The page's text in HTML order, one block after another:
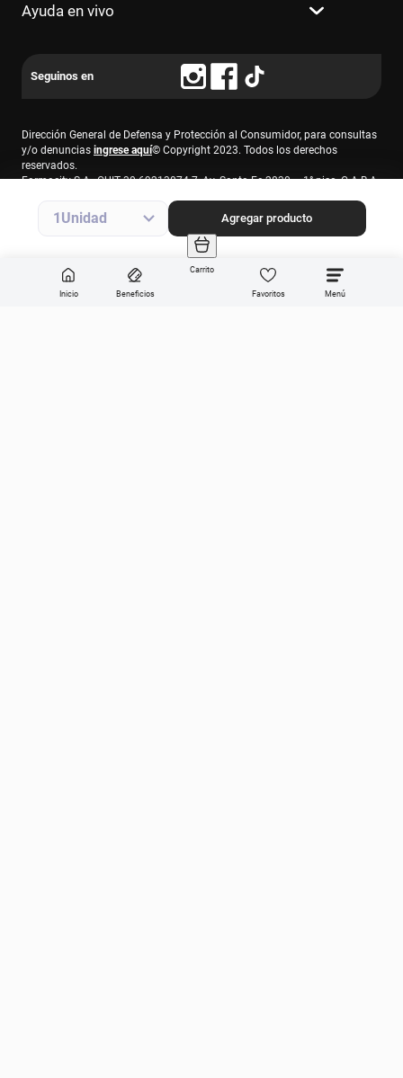
Inicio Beneficios
Carrito
Favoritos
1 Agregar producto
Ayuda en vivo
Dirección General de Defensa y Protección al Consumidor, para consultas
y/o denuncias ingrese aquí© Copyright 2023. Todos los derechos
reservados.
Farmacity S.A., CUIT 30-69213874-7, Av. Santa Fe 2830 – 1° piso, C.A.B.A.